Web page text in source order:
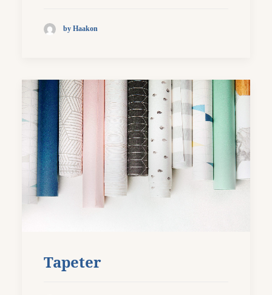
by Haakon
Tapeter